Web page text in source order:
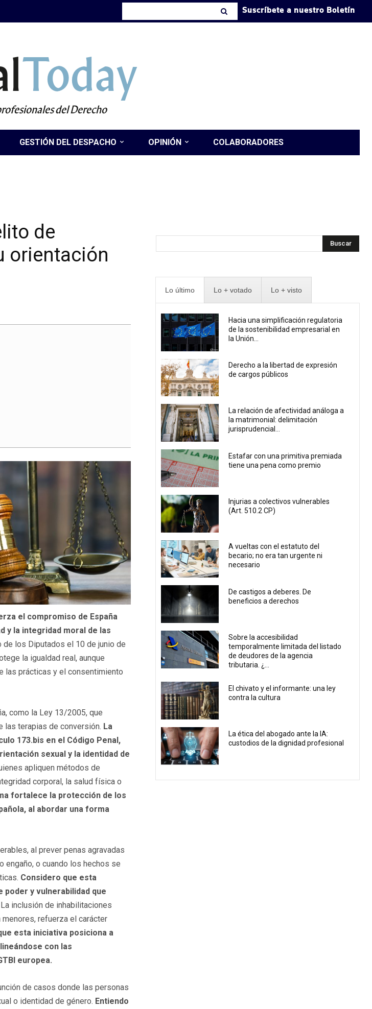
Suscríbete a nuestro Boletín
Today
del Derecho
GESTIÓN DEL DESPACHO OPINIÓN COLABORADORES
de
orientación
el compromiso de España
y la integridad moral de las
los Diputados el 10 de junio de
la igualdad real, aunque
las prácticas y el consentimiento
como la Ley 13/2005, que
las terapias de conversión. La
173.bis en el Código Penal,
sexual y la identidad de
apliquen métodos de
corporal, la salud física o
fortalece la protección de los
al abordar una forma
al prever penas agravadas
engaño, o cuando los hechos se
Considero que esta
poder y vulnerabilidad que
La inclusión de inhabilitaciones
refuerza el carácter
esta iniciativa posiciona a
con las
europea.
de casos donde las personas
o identidad de género. Entiendo
Buscar
Lo último Lo + votado Lo + visto
Hacia una simplificación regulatoria
de la sostenibilidad empresarial en
la Unión...
Derecho a la libertad de expresión
de cargos públicos
La relación de afectividad análoga a
la matrimonial: delimitación
jurisprudencial...
Estafar con una primitiva premiada
tiene una pena como premio
Injurias a colectivos vulnerables
(Art. 510.2 CP)
A vueltas con el estatuto del
becario; no era tan urgente ni
necesario
De castigos a deberes. De
beneficios a derechos
Sobre la accesibilidad
temporalmente limitada del listado
de deudores de la agencia
tributaria. ¿...
El chivato y el informante: una ley
contra la cultura
La ética del abogado ante la IA:
custodios de la dignidad profesional